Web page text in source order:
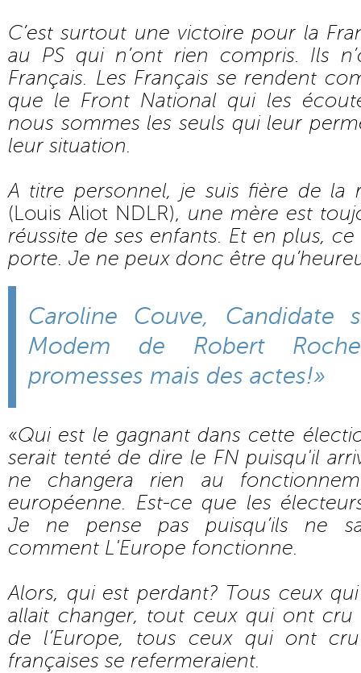
C’est surtout une victoire pour la
au PS qui n’ont rien compris. Ils
Français. Les Français se rendent
que le Front National qui les
nous sommes les seuls qui leur
leur situation.
A titre personnel, je suis fière de la
(Louis Aliot NDLR), une mère est
réussite de ses enfants. Et en plus, ce
porte. Je ne peux donc être
Caroline Couve,
Modem de Robert
promesses mais des actes!»
«Qui est le gagnant dans cette
serait tenté de dire le FN puisqu'il
ne changera rien au
européenne. Est-ce que les
Je ne pense pas puisqu’ils ne
comment L'Europe fonctionne.
Alors, qui est perdant? Tous ceux
allait changer, tout ceux qui ont cru
de l’Europe, tous ceux qui ont
françaises se refermeraient.